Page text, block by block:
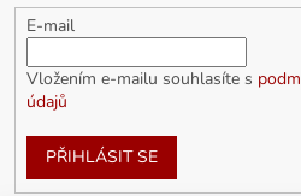
E-mail
Vložením e-mailu souhlasíte s
údajů
PŘIHLÁSIT SE